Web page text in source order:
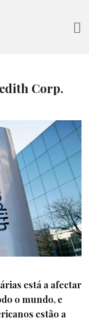
Corp.
está a afectar
o mundo, e
estão a